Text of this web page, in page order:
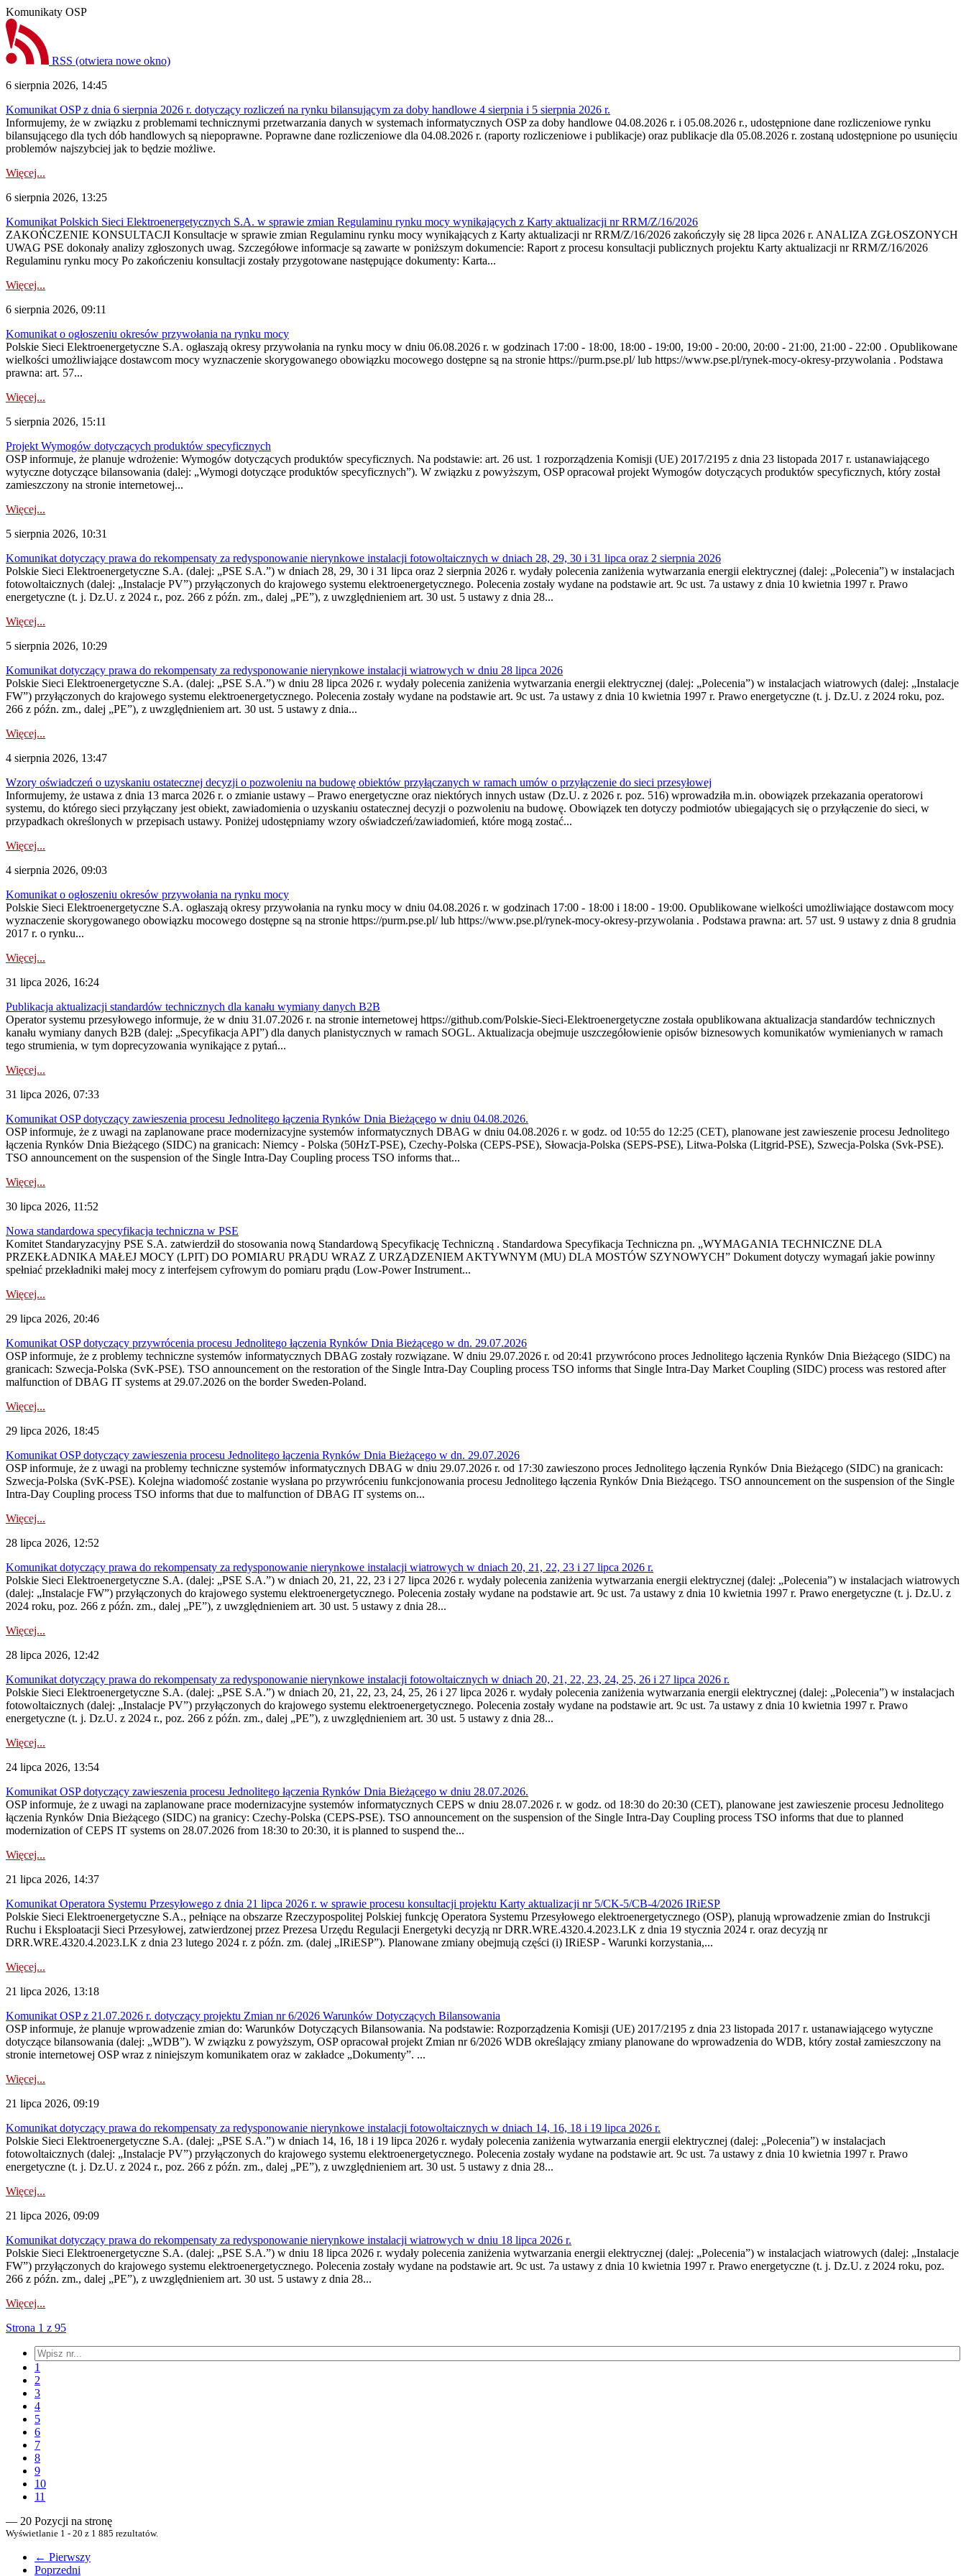
Komunikaty OSP
RSS (otwiera nowe okno)
6 sierpnia 2026, 14:45
Komunikat OSP z dnia 6 sierpnia 2026 r. dotyczący rozliczeń na rynku bilansującym za doby handlowe 4 sierpnia i 5 sierpnia 2026 r.
Informujemy, że w związku z problemami technicznymi przetwarzania danych w systemach informatycznych OSP za doby handlowe 04.08.2026 r. i 05.08.2026 r., udostępnione dane rozliczeniowe rynku
bilansującego dla tych dób handlowych są niepoprawne. Poprawne dane rozliczeniowe dla 04.08.2026 r. (raporty rozliczeniowe i publikacje) oraz publikacje dla 05.08.2026 r. zostaną udostępnione po usunięciu
problemów najszybciej jak to będzie możliwe.
Więcej...
6 sierpnia 2026, 13:25
Komunikat Polskich Sieci Elektroenergetycznych S.A. w sprawie zmian Regulaminu rynku mocy wynikających z Karty aktualizacji nr RRM/Z/16/2026
ZAKOŃCZENIE KONSULTACJI Konsultacje w sprawie zmian Regulaminu rynku mocy wynikających z Karty aktualizacji nr RRM/Z/16/2026 zakończyły się 28 lipca 2026 r. ANALIZA ZGŁOSZONYCH
UWAG PSE dokonały analizy zgłoszonych uwag. Szczegółowe informacje są zawarte w poniższym dokumencie: Raport z procesu konsultacji publicznych projektu Karty aktualizacji nr RRM/Z/16/2026
Regulaminu rynku mocy Po zakończeniu konsultacji zostały przygotowane następujące dokumenty: Karta...
Więcej...
6 sierpnia 2026, 09:11
Komunikat o ogłoszeniu okresów przywołania na rynku mocy
Polskie Sieci Elektroenergetyczne S.A. ogłaszają okresy przywołania na rynku mocy w dniu 06.08.2026 r. w godzinach 17:00 - 18:00, 18:00 - 19:00, 19:00 - 20:00, 20:00 - 21:00, 21:00 - 22:00 . Opublikowane
wielkości umożliwiające dostawcom mocy wyznaczenie skorygowanego obowiązku mocowego dostępne są na stronie https://purm.pse.pl/ lub https://www.pse.pl/rynek-mocy-okresy-przywolania . Podstawa
prawna: art. 57...
Więcej...
5 sierpnia 2026, 15:11
Projekt Wymogów dotyczących produktów specyficznych
OSP informuje, że planuje wdrożenie: Wymogów dotyczących produktów specyficznych. Na podstawie: art. 26 ust. 1 rozporządzenia Komisji (UE) 2017/2195 z dnia 23‍ listopada 2017 r. ustanawiającego
wytyczne dotyczące bilansowania (dalej: „Wymogi dotyczące produktów specyficznych”). W związku z powyższym, OSP opracował projekt Wymogów dotyczących produktów specyficznych, który został
zamieszczony na stronie internetowej...
Więcej...
5 sierpnia 2026, 10:31
Komunikat dotyczący prawa do rekompensaty za redysponowanie nierynkowe instalacji fotowoltaicznych w dniach 28, 29, 30 i 31 lipca oraz 2 sierpnia 2026
Polskie Sieci Elektroenergetyczne S.A. (dalej: „PSE S.A.”) w dniach 28, 29, 30 i 31 lipca oraz 2 sierpnia 2026 r. wydały polecenia zaniżenia wytwarzania energii elektrycznej (dalej: „Polecenia”) w instalacjach
fotowoltaicznych (dalej: „Instalacje PV”) przyłączonych do krajowego systemu elektroenergetycznego. Polecenia zostały wydane na podstawie art. 9c ust. 7a ustawy z dnia 10 kwietnia 1997 r. Prawo
energetyczne (t. j. Dz.U. z 2024 r., poz. 266 z późn. zm., dalej „PE”), z uwzględnieniem art. 30 ust. 5 ustawy z dnia 28...
Więcej...
5 sierpnia 2026, 10:29
Komunikat dotyczący prawa do rekompensaty za redysponowanie nierynkowe instalacji wiatrowych w dniu 28 lipca 2026
Polskie Sieci Elektroenergetyczne S.A. (dalej: „PSE S.A.”) w dniu 28 lipca 2026 r. wydały polecenia zaniżenia wytwarzania energii elektrycznej (dalej: „Polecenia”) w instalacjach wiatrowych (dalej: „Instalacje
FW”) przyłączonych do krajowego systemu elektroenergetycznego. Polecenia zostały wydane na podstawie art. 9c ust. 7a ustawy z dnia 10 kwietnia 1997 r. Prawo energetyczne (t. j. Dz.U. z 2024 roku, poz.
266 z późn. zm., dalej „PE”), z uwzględnieniem art. 30 ust. 5 ustawy z dnia...
Więcej...
4 sierpnia 2026, 13:47
Wzory oświadczeń o uzyskaniu ostatecznej decyzji o pozwoleniu na budowę obiektów przyłączanych w ramach umów o przyłączenie do sieci przesyłowej
Informujemy, że ustawa z dnia 13 marca 2026 r. o zmianie ustawy – Prawo energetyczne oraz niektórych innych ustaw (Dz.U. z 2026 r. poz. 516) wprowadziła m.in. obowiązek przekazania operatorowi
systemu, do którego sieci przyłączany jest obiekt, zawiadomienia o uzyskaniu ostatecznej decyzji o pozwoleniu na budowę. Obowiązek ten dotyczy podmiotów ubiegających się o przyłączenie do sieci, w
przypadkach określonych w przepisach ustawy. Poniżej udostępniamy wzory oświadczeń/zawiadomień, które mogą zostać...
Więcej...
4 sierpnia 2026, 09:03
Komunikat o ogłoszeniu okresów przywołania na rynku mocy
Polskie Sieci Elektroenergetyczne S.A. ogłaszają okresy przywołania na rynku mocy w dniu 04.08.2026 r. w godzinach 17:00 - 18:00 i 18:00 - 19:00. Opublikowane wielkości umożliwiające dostawcom mocy
wyznaczenie skorygowanego obowiązku mocowego dostępne są na stronie https://purm.pse.pl/ lub https://www.pse.pl/rynek-mocy-okresy-przywolania . Podstawa prawna: art. 57 ust. 9 ustawy z dnia 8 grudnia
2017 r. o rynku...
Więcej...
31 lipca 2026, 16:24
Publikacja aktualizacji standardów technicznych dla kanału wymiany danych B2B
Operator systemu przesyłowego informuje, że w dniu 31.07.2026 r. na stronie internetowej https://github.com/Polskie-Sieci-Elektroenergetyczne została opublikowana aktualizacja standardów technicznych
kanału wymiany danych B2B (dalej: „Specyfikacja API”) dla danych planistycznych w ramach SOGL. Aktualizacja obejmuje uszczegółowienie opisów biznesowych komunikatów wymienianych w ramach
tego strumienia, w tym doprecyzowania wynikające z pytań...
Więcej...
31 lipca 2026, 07:33
Komunikat OSP dotyczący zawieszenia procesu Jednolitego łączenia Rynków Dnia Bieżącego w dniu 04.08.2026.
OSP informuje, że z uwagi na zaplanowane prace modernizacyjne systemów informatycznych DBAG w dniu 04.08.2026 r. w godz. od 10:55 do 12:25 (CET), planowane jest zawieszenie procesu Jednolitego
łączenia Rynków Dnia Bieżącego (SIDC) na granicach: Niemcy - Polska (50HzT-PSE), Czechy-Polska (CEPS-PSE), Słowacja-Polska (SEPS-PSE), Litwa-Polska (Litgrid-PSE), Szwecja-Polska (Svk-PSE).
TSO announcement on the suspension of the Single Intra-Day Coupling process TSO informs that...
Więcej...
30 lipca 2026, 11:52
Nowa standardowa specyfikacja techniczna w PSE
Komitet Standaryzacyjny PSE S.A. zatwierdził do stosowania nową Standardową Specyfikację Techniczną . Standardowa Specyfikacja Techniczna pn. „WYMAGANIA TECHNICZNE DLA
PRZEKŁADNIKA MAŁEJ MOCY (LPIT) DO POMIARU PRĄDU WRAZ Z URZĄDZENIEM AKTYWNYM (MU) DLA MOSTÓW SZYNOWYCH” Dokument dotyczy wymagań jakie powinny
spełniać przekładniki małej mocy z interfejsem cyfrowym do pomiaru prądu (Low-Power Instrument...
Więcej...
29 lipca 2026, 20:46
Komunikat OSP dotyczący przywrócenia procesu Jednolitego łączenia Rynków Dnia Bieżącego w dn. 29.07.2026
OSP informuje, że z problemy techniczne systemów informatycznych DBAG zostały rozwiązane. W dniu 29.07.2026 r. od 20:41 przywrócono proces Jednolitego łączenia Rynków Dnia Bieżącego (SIDC) na
granicach: Szwecja-Polska (SvK-PSE). TSO announcement on the restoration of the Single Intra-Day Coupling process TSO informs that Single Intra-Day Market Coupling (SIDC) process was restored after
malfunction of DBAG IT systems at 29.07.2026 on the border Sweden-Poland.
Więcej...
29 lipca 2026, 18:45
Komunikat OSP dotyczący zawieszenia procesu Jednolitego łączenia Rynków Dnia Bieżącego w dn. 29.07.2026
OSP informuje, że z uwagi na problemy techniczne systemów informatycznych DBAG w dniu 29.07.2026 r. od 17:30 zawieszono proces Jednolitego łączenia Rynków Dnia Bieżącego (SIDC) na granicach:
Szwecja-Polska (SvK-PSE). Kolejna wiadomość zostanie wysłana po przywróceniu funkcjonowania procesu Jednolitego łączenia Rynków Dnia Bieżącego. TSO announcement on the suspension of the Single
Intra-Day Coupling process TSO informs that due to malfunction of DBAG IT systems on...
Więcej...
28 lipca 2026, 12:52
Komunikat dotyczący prawa do rekompensaty za redysponowanie nierynkowe instalacji wiatrowych w dniach 20, 21, 22, 23 i 27 lipca 2026 r.
Polskie Sieci Elektroenergetyczne S.A. (dalej: „PSE S.A.”) w dniach 20, 21, 22, 23 i 27 lipca 2026 r. wydały polecenia zaniżenia wytwarzania energii elektrycznej (dalej: „Polecenia”) w instalacjach wiatrowych
(dalej: „Instalacje FW”) przyłączonych do krajowego systemu elektroenergetycznego. Polecenia zostały wydane na podstawie art. 9c ust. 7a ustawy z dnia 10 kwietnia 1997 r. Prawo energetyczne (t. j. Dz.U. z
2024 roku, poz. 266 z późn. zm., dalej „PE”), z uwzględnieniem art. 30 ust. 5 ustawy z dnia 28...
Więcej...
28 lipca 2026, 12:42
Komunikat dotyczący prawa do rekompensaty za redysponowanie nierynkowe instalacji fotowoltaicznych w dniach 20, 21, 22, 23, 24, 25, 26 i 27 lipca 2026 r.
Polskie Sieci Elektroenergetyczne S.A. (dalej: „PSE S.A.”) w dniach 20, 21, 22, 23, 24, 25, 26 i 27 lipca 2026 r. wydały polecenia zaniżenia wytwarzania energii elektrycznej (dalej: „Polecenia”) w instalacjach
fotowoltaicznych (dalej: „Instalacje PV”) przyłączonych do krajowego systemu elektroenergetycznego. Polecenia zostały wydane na podstawie art. 9c ust. 7a ustawy z dnia 10 kwietnia 1997 r. Prawo
energetyczne (t. j. Dz.U. z 2024 r., poz. 266 z późn. zm., dalej „PE”), z uwzględnieniem art. 30 ust. 5 ustawy z dnia 28...
Więcej...
24 lipca 2026, 13:54
Komunikat OSP dotyczący zawieszenia procesu Jednolitego łączenia Rynków Dnia Bieżącego w dniu 28.07.2026.
OSP informuje, że z uwagi na zaplanowane prace modernizacyjne systemów informatycznych CEPS w dniu 28.07.2026 r. w godz. od 18:30 do 20:30 (CET), planowane jest zawieszenie procesu Jednolitego
łączenia Rynków Dnia Bieżącego (SIDC) na granicy: Czechy-Polska (CEPS-PSE). TSO announcement on the suspension of the Single Intra-Day Coupling process TSO informs that due to planned
modernization of CEPS IT systems on 28.07.2026 from 18:30 to 20:30, it is planned to suspend the...
Więcej...
21 lipca 2026, 14:37
Komunikat Operatora Systemu Przesyłowego z dnia 21 lipca 2026 r. w sprawie procesu konsultacji projektu Karty aktualizacji nr 5/CK-5/CB-4/2026 IRiESP
Polskie Sieci Elektroenergetyczne S.A., pełniące na obszarze Rzeczypospolitej Polskiej funkcję Operatora Systemu Przesyłowego elektroenergetycznego (OSP), planują wprowadzenie zmian do Instrukcji
Ruchu i Eksploatacji Sieci Przesyłowej, zatwierdzonej przez Prezesa Urzędu Regulacji Energetyki decyzją nr DRR.WRE.4320.4.2023.LK z dnia 19 stycznia 2024 r. oraz decyzją nr
DRR.WRE.4320.4.2023.LK z dnia 23 lutego 2024 r. z późn. zm. (dalej „IRiESP”). Planowane zmiany obejmują części (i) IRiESP - Warunki korzystania,...
Więcej...
21 lipca 2026, 13:18
Komunikat OSP z 21.07.2026 r. dotyczący projektu Zmian nr 6/2026 Warunków Dotyczących Bilansowania
OSP informuje, że planuje wprowadzenie zmian do: Warunków Dotyczących Bilansowania. Na podstawie: Rozporządzenia Komisji (UE) 2017/2195 z dnia 23‍ listopada 2017 r. ustanawiającego wytyczne
dotyczące bilansowania (dalej: „WDB”). W związku z powyższym, OSP opracował projekt Zmian nr 6/2026 WDB określający zmiany planowane do wprowadzenia do WDB, który został zamieszczony na
stronie internetowej OSP wraz z niniejszym komunikatem oraz w zakładce „Dokumenty”. ...
Więcej...
21 lipca 2026, 09:19
Komunikat dotyczący prawa do rekompensaty za redysponowanie nierynkowe instalacji fotowoltaicznych w dniach 14, 16, 18 i 19 lipca 2026 r.
Polskie Sieci Elektroenergetyczne S.A. (dalej: „PSE S.A.”) w dniach 14, 16, 18 i 19 lipca 2026 r. wydały polecenia zaniżenia wytwarzania energii elektrycznej (dalej: „Polecenia”) w instalacjach
fotowoltaicznych (dalej: „Instalacje PV”) przyłączonych do krajowego systemu elektroenergetycznego. Polecenia zostały wydane na podstawie art. 9c ust. 7a ustawy z dnia 10 kwietnia 1997 r. Prawo
energetyczne (t. j. Dz.U. z 2024 r., poz. 266 z późn. zm., dalej „PE”), z uwzględnieniem art. 30 ust. 5 ustawy z dnia 28...
Więcej...
21 lipca 2026, 09:09
Komunikat dotyczący prawa do rekompensaty za redysponowanie nierynkowe instalacji wiatrowych w dniu 18 lipca 2026 r.
Polskie Sieci Elektroenergetyczne S.A. (dalej: „PSE S.A.”) w dniu 18 lipca 2026 r. wydały polecenia zaniżenia wytwarzania energii elektrycznej (dalej: „Polecenia”) w instalacjach wiatrowych (dalej: „Instalacje
FW”) przyłączonych do krajowego systemu elektroenergetycznego. Polecenia zostały wydane na podstawie art. 9c ust. 7a ustawy z dnia 10 kwietnia 1997 r. Prawo energetyczne (t. j. Dz.U. z 2024 roku, poz.
266 z późn. zm., dalej „PE”), z uwzględnieniem art. 30 ust. 5 ustawy z dnia 28...
Więcej...
Strona 1 z 95
1
2
3
4
5
6
7
8
9
10
11
— 20 Pozycji na stronę
Wyświetlanie 1 - 20 z 1 885 rezultatów.
← Pierwszy
Poprzedni